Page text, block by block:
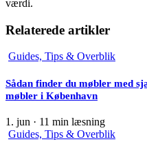
værdi.
Relaterede artikler
Guides, Tips & Overblik
Sådan finder du møbler med
møbler i København
1. jun · 11 min læsning
Guides, Tips & Overblik